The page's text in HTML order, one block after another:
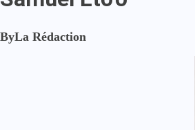
ByLa Rédaction